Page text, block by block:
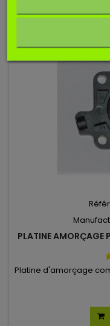
PLATINE AMORÇAGE
Platine d'amorçage